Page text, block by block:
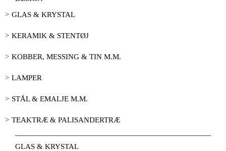
GLAS & KRYSTAL
KERAMIK & STENTØJ
KOBBER, MESSING & TIN M.M.
LAMPER
STÅL & EMALJE M.M.
TEAKTRÆ & PALISANDERTRÆ
GLAS & KRYSTAL